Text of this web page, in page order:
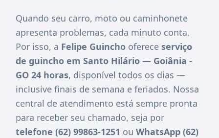
Quando seu carro, moto ou caminhonete
apresenta problemas, cada minuto conta.
Por isso, a Felipe Guincho oferece serviço
de guincho em Santo Hilário — Goiânia -
GO 24 horas, disponível todos os dias —
inclusive finais de semana e feriados. Nossa
central de atendimento está sempre pronta
para receber seu chamado, seja por
telefone (62) 99863-1251 ou WhatsApp (62)